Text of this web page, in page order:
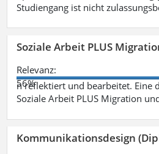
Studiengang ist nicht
Soziale Arbeit PLUS
Relevanz:
56%
n reflektiert und bearbeitet. Eine
Soziale Arbeit PLUS Migration
Kommunikationsdesign